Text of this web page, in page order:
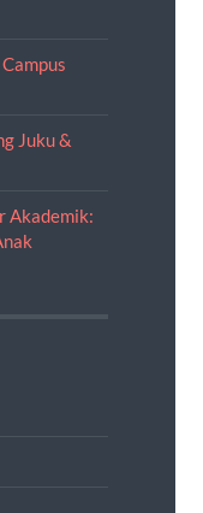
Juku &
Akademik: